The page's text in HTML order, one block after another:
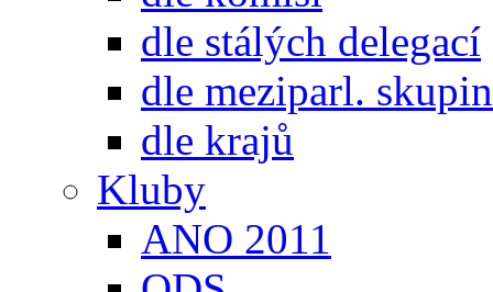
dle stálých delegací
dle meziparl. skupin
dle krajů
Kluby
ANO 2011